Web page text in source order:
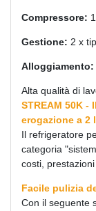
Compressore:
Gestione: 2 x
Alloggiamento:
Alta qualità di
STREAM 50K
erogazione a 2
Il refrigeratore
categoria
costi, prestazioni
Facile pulizia
Con il seguente